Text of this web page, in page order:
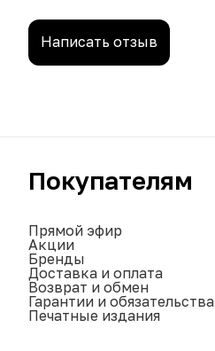
Написать отзыв
Покупателям
Прямой эфир
Акции
Бренды
Доставка и оплата
Возврат и обмен
Гарантии и обязательства
Печатные издания